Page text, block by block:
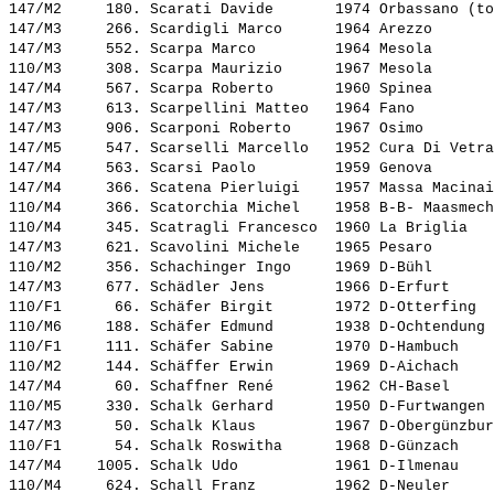
147/M2     180. Scarati Davide
1974
147/M3     266. Scardigli Marco
1964 Arezzo
147/M3     552. Scarpa Marco
1964 Mesola
110/M3     308. Scarpa Maurizio
1967 Mesola
147/M4     567. Scarpa Roberto
1960 Spinea
147/M3     613. Scarpellini Matteo
1964 Fano
147/M3     906. Scarponi Roberto
1967 Osimo
147/M5     547. Scarselli Marcello
1952 Cura Di
147/M4     563. Scarsi Paolo
1959 Genova
147/M4     366. Scatena Pierluigi
1957 Massa
110/M4     366. Scatorchia Michel
1958 B-B-
110/M4     345. Scatragli Francesco
1960 La
147/M3     621. Scavolini Michele
1965 Pesaro
110/M2     356. Schachinger Ingo
1969 D-Bühl
147/M3     677. Schädler Jens
1966 D-Erfurt
110/F1      66. Schäfer Birgit
1972 D-
110/M6     188. Schäfer Edmund
1938 D-
110/F1     111. Schäfer Sabine
1970 D-
110/M2     144. Schäffer Erwin
1969 D-
147/M4      60. Schaffner René
1962 CH-Basel
110/M5     330. Schalk Gerhard
1950 D-
147/M3      50. Schalk Klaus
1967 D-
110/F1      54. Schalk Roswitha
1968 D-
147/M4    1005. Schalk Udo
1961 D-
110/M4     624. Schall Franz 1962 D-Neuler